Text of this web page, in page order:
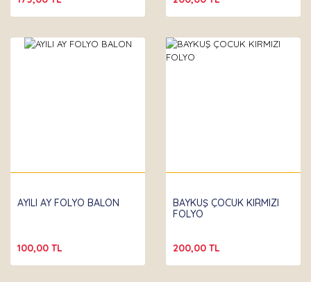
AYILI AY FOLYO BALON
100,00 TL
BAYKUŞ ÇOCUK KIRMIZI
FOLYO
200,00 TL